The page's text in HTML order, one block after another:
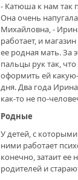
- Катюша к нам так
Она очень
Михайловна, -
работает, и
ее родная мать. За
пальцы рук так,
оформить ей
дня. Два года
как-то не по-
Родные
У детей, с
ними работает
конечно, затаит
родителей и